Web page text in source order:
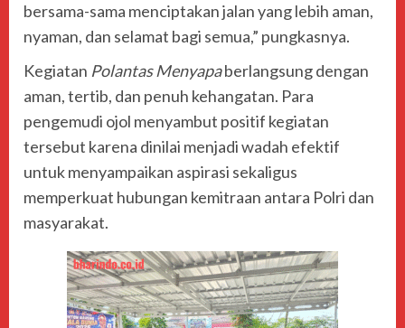
bersama-sama menciptakan jalan yang lebih aman,
nyaman, dan selamat bagi semua,” pungkasnya.
Kegiatan Polantas Menyapaberlangsung dengan
aman, tertib, dan penuh kehangatan. Para
pengemudi ojol menyambut positif kegiatan
tersebut karena dinilai menjadi wadah efektif
untuk menyampaikan aspirasi sekaligus
memperkuat hubungan kemitraan antara Polri dan
masyarakat.